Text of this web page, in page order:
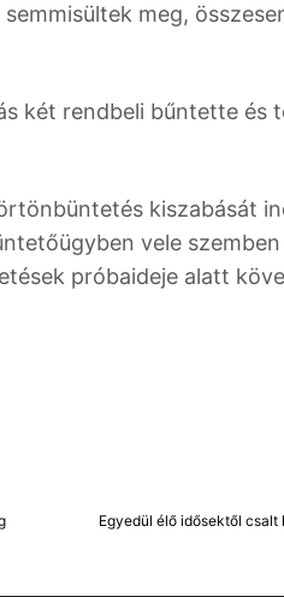
meg,
két rendbeli bűntette és
kiszabását
vele
próbaideje alatt
Egyedül élő idősektől